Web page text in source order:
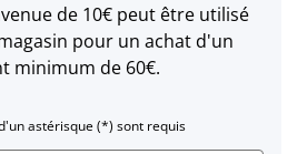
de 10€ peut être utilisé
pour un achat d'un
minimum de 60€.
astérisque (*) sont requis